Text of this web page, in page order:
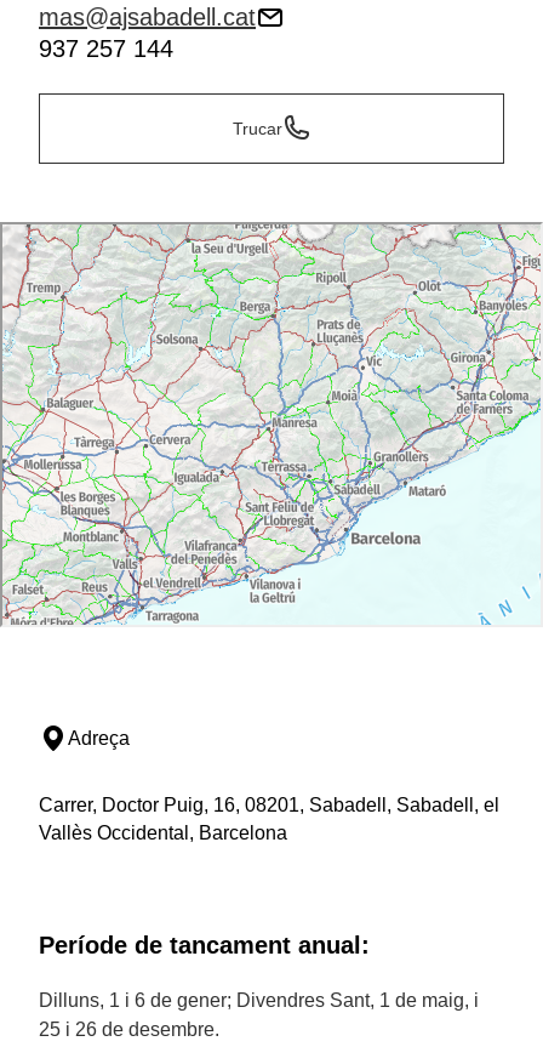
mas@ajsabadell.cat
937 257 144
Trucar
Adreça
Carrer, Doctor Puig, 16, 08201, Sabadell, Sabadell, el
Vallès Occidental, Barcelona
Període de tancament anual:
Dilluns, 1 i 6 de gener; Divendres Sant, 1 de maig, i
25 i 26 de desembre.